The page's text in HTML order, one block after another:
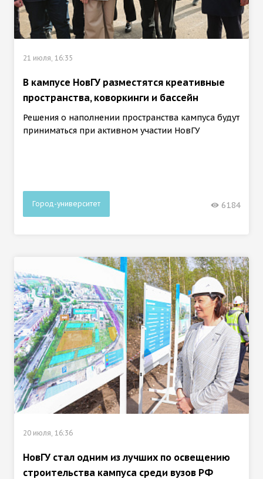
21 июля, 16:35
В кампусе НовГУ разместятся креативные
пространства, коворкинги и бассейн
Решения о наполнении пространства кампуса будут
приниматься при активном участии НовГУ
Город-университет 6184
20 июля, 16:36
НовГУ стал одним из лучших по освещению
строительства кампуса среди вузов РФ